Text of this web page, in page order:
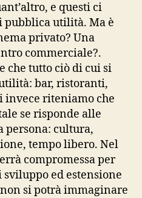
e questi ci
pubblica utilità. Ma è
privato? Una
commerciale?.
che tutto ciò di cui si
bar, ristoranti,
invece riteniamo che
se risponde alle
persona: cultura,
tempo libero. Nel
compromessa per
ed estensione
si potrà immaginare